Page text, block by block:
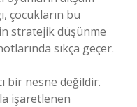
çocukların bu
stratejik düşünme
sıkça geçer.
bir nesne değildir.
işaretlenen